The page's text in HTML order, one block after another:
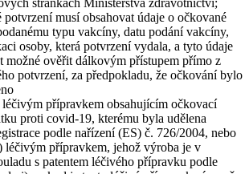
stránkách Ministerstva zdravotnictví;
potvrzení musí obsahovat údaje o očkované
typu vakcíny, datu podání vakcíny,
osoby, která potvrzení vydala, a tyto údaje
možné ověřit dálkovým přístupem přímo z
potvrzení, za předpokladu, že očkování bylo
přípravkem obsahujícím očkovací
proti covid-19, kterému byla udělena
podle nařízení (ES) č. 726/2004, nebo
léčivým přípravkem, jehož výroba je v
s patentem léčivého přípravku podle